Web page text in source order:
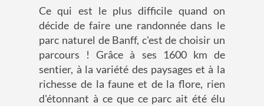
Ce qui est le plus difficile quand on
décide de faire une randonnée dans le
parc naturel de Banff, c'est de choisir un
parcours ! Grâce à ses 1600 km de
sentier, à la variété des paysages et à la
richesse de la faune et de la flore, rien
d'étonnant à ce que ce parc ait été élu